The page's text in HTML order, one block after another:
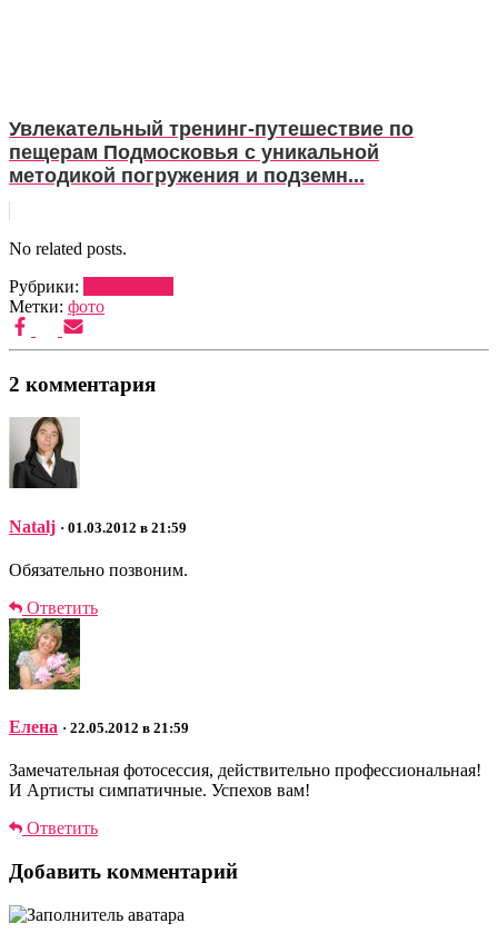
Увлекательный тренинг-путешествие по
пещерам Подмосковья с уникальной
методикой погружения и подземн...
No related posts.
Рубрики:
Метки: фото
2 комментария
Natalj · 01.03.2012 в 21:59
Обязательно позвоним.
Ответить
Елена · 22.05.2012 в 21:59
Замечательная фотосессия, действительно профессиональная!
И Артисты симпатичные. Успехов вам!
Ответить
Добавить комментарий